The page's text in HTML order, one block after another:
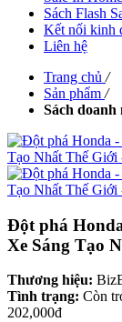
Sách Flash
Kết nối kinh
Liên hệ
Trang chủ /
Sản phẩm /
Sách doanh
Đột phá
Xe Sáng Tạo
Thương hiệu:
Tình trạng: Còn
202,000đ